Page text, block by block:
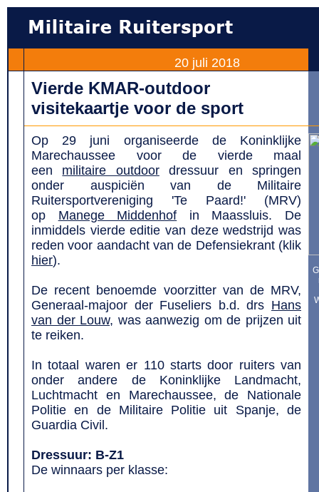
20 juli 2018
Vierde KMAR-outdoor
visitekaartje voor de sport
Op 29 juni organiseerde de Koninklijke
Marechaussee voor de vierde maal
een militaire outdoordressuur en springen
onder auspiciën van de Militaire
Ruitersportvereniging 'Te Paard!' (MRV)
op Manege Middenhof in Maassluis. De
inmiddels vierde editie van deze wedstrijd was
reden voor aandacht van de Defensiekrant (klik
hier).
De recent benoemde voorzitter van de MRV,
Generaal-majoor der Fuseliers b.d. drs Hans
van der Louw, was aanwezig om de prijzen uit
te reiken.
In totaal waren er 110 starts door ruiters van
onder andere de Koninklijke Landmacht,
Luchtmacht en Marechaussee, de Nationale
Politie en de Militaire Politie uit Spanje, de
Guardia Civil.
Dressuur: B-Z1
De winnaars per klasse: